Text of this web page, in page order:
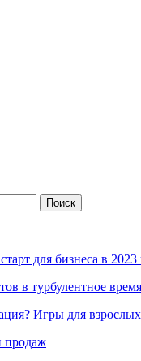
для бизнеса в 2023
в турбулентное
Игры для взрослых
продаж